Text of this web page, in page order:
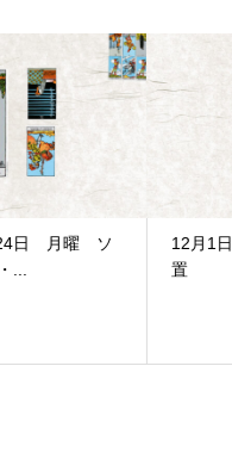
12月1日 ソードナイト逆位